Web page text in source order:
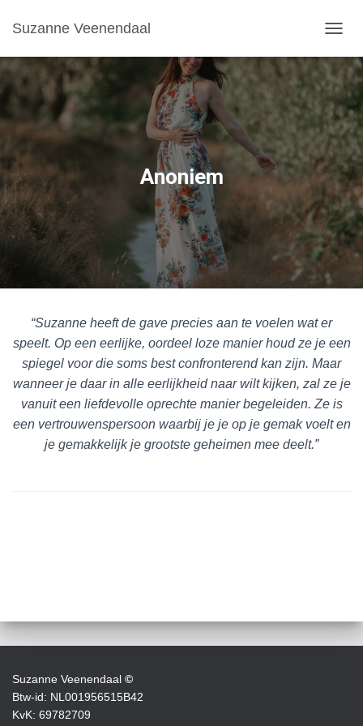
Suzanne Veenendaal
O
G
L
E
N
V
G
A
T
O
Anoniem
“Suzanne heeft de gave precies aan te voelen wat er
speelt. Op een eerlijke, oordeel loze manier houd ze je een
spiegel voor die soms best confronterend kan zijn. Maar
wanneer je daar in alle eerlijkheid naar wilt kijken, zal ze je
vanuit een liefdevolle oprechte manier begeleiden. Ze is
een vertrouwenspersoon waarbij je je op je gemak voelt en
je gemakkelijk je grootste geheimen mee deelt.”
Suzanne Veenendaal ©
Btw-id: NL001956515B42
KvK: 69782709